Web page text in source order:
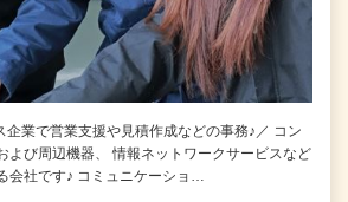
企業で営業支援や見積作成などの事務♪／ コン
よび周辺機器、 情報ネットワークサービスなど
会社です♪ コミュニケーショ…